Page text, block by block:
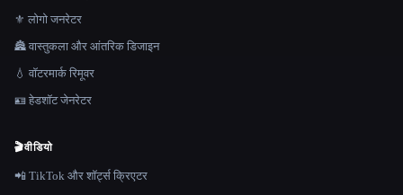
⚜️ लोगो जनरेटर
🏯 वास्तुकला और आंतरिक डिजाइन
💧 वॉटरमार्क रिमूवर
🪪 हेडशॉट जेनरेटर
🎬वीडियो
📲 TikTok और शॉर्ट्स क्रिएटर